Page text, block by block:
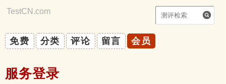
TestCN.com
免费 分类 评论 留言 会员
服务登录